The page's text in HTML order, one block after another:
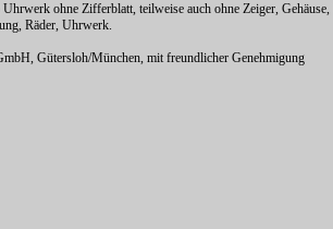
ohne Zifferblatt, teilweise auch ohne Zeiger,
Räder, Uhrwerk.
Gütersloh/München, mit freundlicher Genehmigung